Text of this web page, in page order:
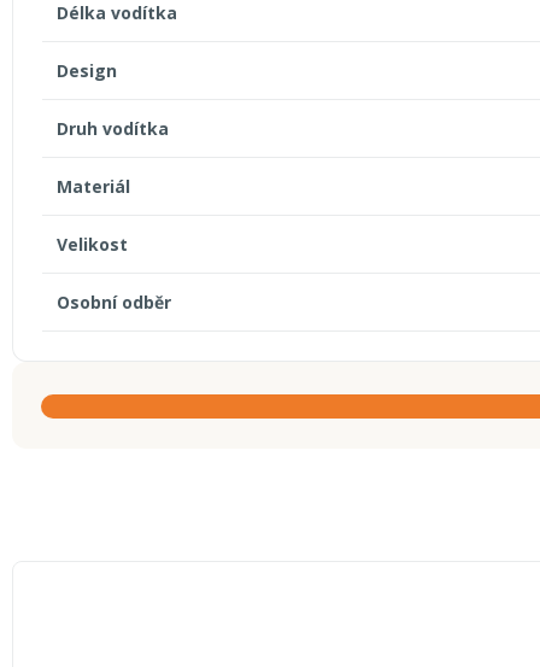
Délka vodítka
Design
Druh vodítka
Materiál
Velikost
Osobní odběr